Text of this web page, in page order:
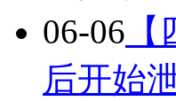
06-06
后开始